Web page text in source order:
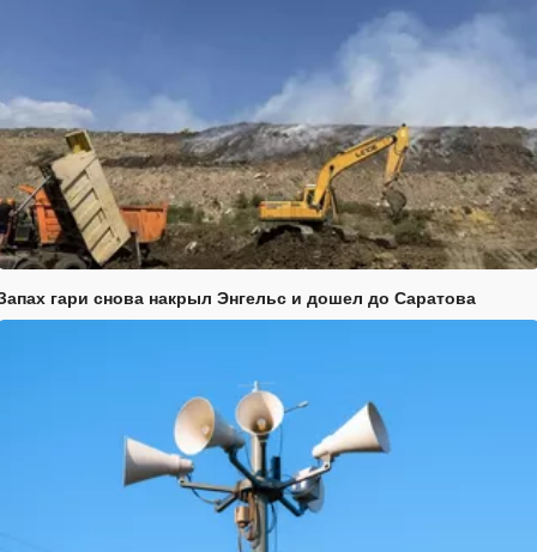
гари снова накрыл Энгельс и дошел до Саратова